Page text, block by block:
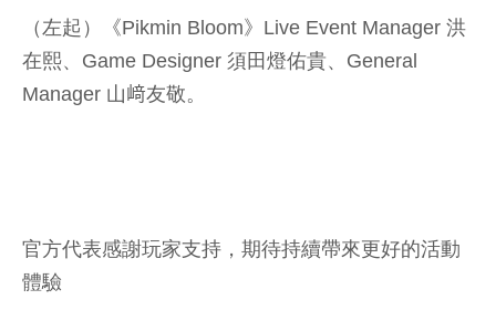
（左起）《Pikmin Bloom》Live Event Manager 洪
在熙、Game Designer 須田燈佑貴、General
Manager 山﨑友敬。
官方代表感謝玩家支持，期待持續帶來更好的活動
體驗